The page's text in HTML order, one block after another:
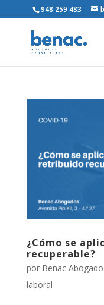
948 259 483
¿Cómo se
recuperable?
por Benac
laboral